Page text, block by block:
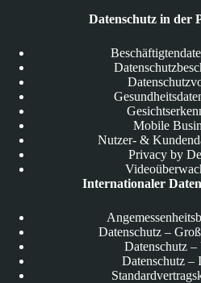
Datenschutz in der
Mobile
Nutzer- &
Privacy by
Internationaler
Datenschutz –
Datenschutz –
Datenschutz –